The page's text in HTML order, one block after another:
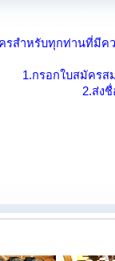
รสำหรับทุกท่านที่มีคว
1.กรอกใบสมัคร
2.ส่ง